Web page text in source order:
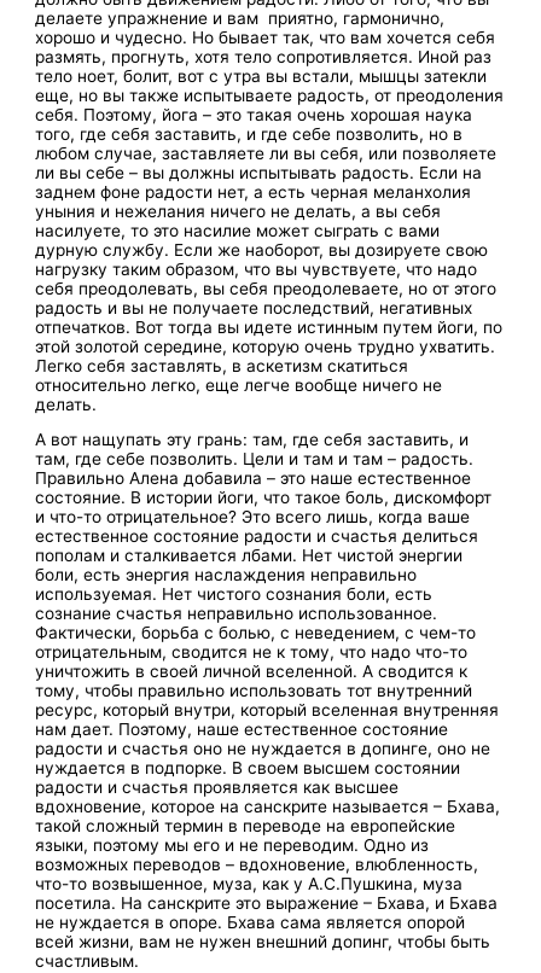
делаете упражнение и вам приятно, гармонично,
хорошо и чудесно. Но бывает так, что вам хочется себя
размять, прогнуть, хотя тело сопротивляется. Иной раз
тело ноет, болит, вот с утра вы встали, мышцы затекли
еще, но вы также испытываете радость, от преодоления
себя. Поэтому, йога – это такая очень хорошая наука
того, где себя заставить, и где себе позволить, но в
любом случае, заставляете ли вы себя, или позволяете
ли вы себе – вы должны испытывать радость. Если на
заднем фоне радости нет, а есть черная меланхолия
уныния и нежелания ничего не делать, а вы себя
насилуете, то это насилие может сыграть с вами
дурную службу. Если же наоборот, вы дозируете свою
нагрузку таким образом, что вы чувствуете, что надо
себя преодолевать, вы себя преодолеваете, но от этого
радость и вы не получаете последствий, негативных
отпечатков. Вот тогда вы идете истинным путем йоги, по
этой золотой середине, которую очень трудно ухватить.
Легко себя заставлять, в аскетизм скатиться
относительно легко, еще легче вообще ничего не
делать.
А вот нащупать эту грань: там, где себя заставить, и
там, где себе позволить. Цели и там и там – радость.
Правильно Алена добавила – это наше естественное
состояние. В истории йоги, что такое боль, дискомфорт
и что-то отрицательное? Это всего лишь, когда ваше
естественное состояние радости и счастья делиться
пополам и сталкивается лбами. Нет чистой энергии
боли, есть энергия наслаждения неправильно
используемая. Нет чистого сознания боли, есть
сознание счастья неправильно использованное.
Фактически, борьба с болью, с неведением, с чем-то
отрицательным, сводится не к тому, что надо что-то
уничтожить в своей личной вселенной. А сводится к
тому, чтобы правильно использовать тот внутренний
ресурс, который внутри, который вселенная внутренняя
нам дает. Поэтому, наше естественное состояние
радости и счастья оно не нуждается в допинге, оно не
нуждается в подпорке. В своем высшем состоянии
радости и счастья проявляется как высшее
вдохновение, которое на санскрите называется – Бхава,
такой сложный термин в переводе на европейские
языки, поэтому мы его и не переводим. Одно из
возможных переводов – вдохновение, влюбленность,
что-то возвышенное, муза, как у А.С.Пушкина, муза
посетила. На санскрите это выражение – Бхава, и Бхава
не нуждается в опоре. Бхава сама является опорой
всей жизни, вам не нужен внешний допинг, чтобы быть
счастливым.